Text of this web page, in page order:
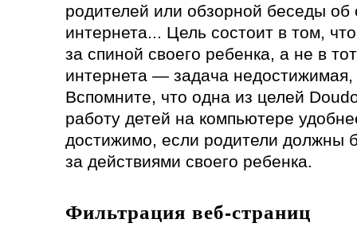
родителей или обзорной беседы об
интернета... Цель состоит в том,
за спиной своего ребенка, а не в
интернета — задача
Вспомните, что одна из целей
работу детей на компьютере
достижимо, если родители должны
за действиями своего ребенка.
Фильтрация веб-страниц